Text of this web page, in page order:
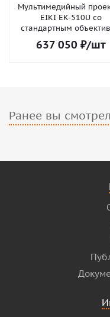
Мультимедийный
EIKI EK-510U со
стандартным
637 050 ₽/шт
Ранее вы